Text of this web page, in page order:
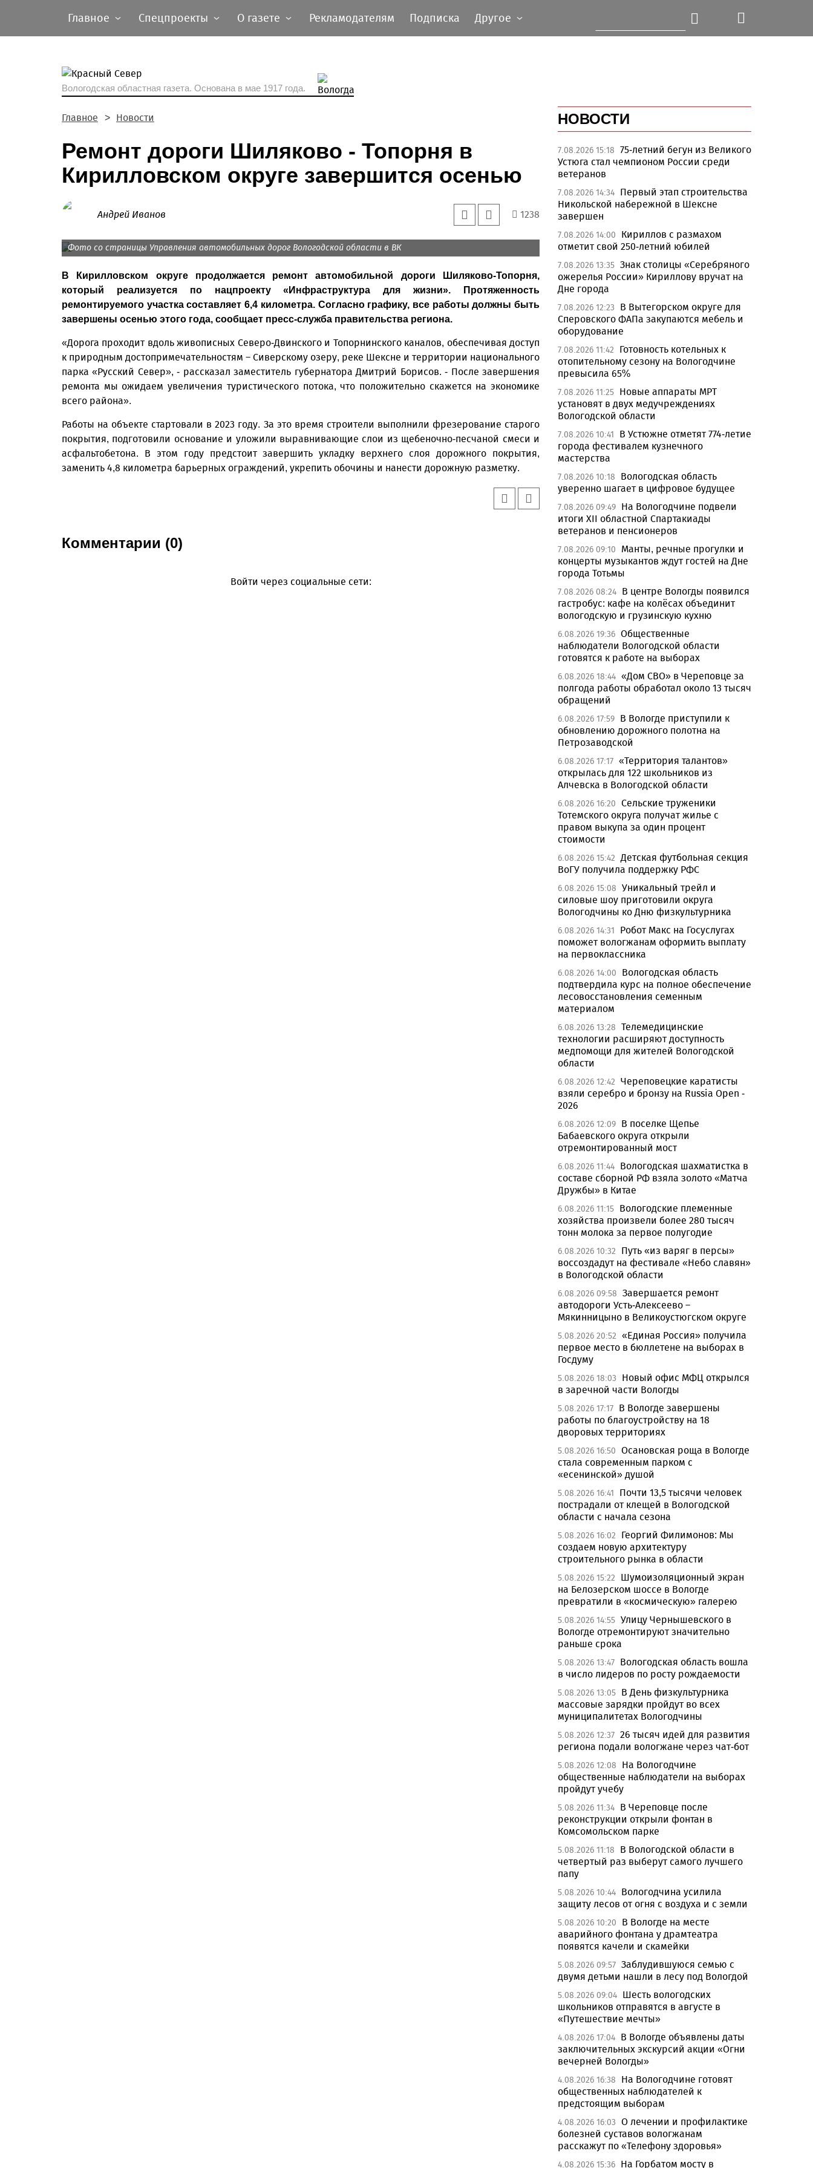
Главное Спецпроекты О газете Рекламодателям Подписка Другое
Вологодская областная газета. Основана в мае 1917 года.
Главное Новости
Ремонт дороги Шиляково - Топорня в
Кирилловском округе завершится осенью
Андрей Иванов 1238
Фото со страницы Управления автомобильных дорог Вологодской области в ВК
В Кирилловском округе продолжается ремонт автомобильной дороги Шиляково-Топорня,
который реализуется по нацпроекту «Инфраструктура для жизни». Протяженность
ремонтируемого участка составляет 6,4 километра. Согласно графику, все работы должны быть
завершены осенью этого года, сообщает пресс-служба правительства региона.
«Дорога проходит вдоль живописных Северо-Двинского и Топорнинского каналов, обеспечивая доступ
к природным достопримечательностям – Сиверскому озеру, реке Шексне и территории национального
парка «Русский Север», - рассказал заместитель губернатора Дмитрий Борисов. - После завершения
ремонта мы ожидаем увеличения туристического потока, что положительно скажется на экономике
всего района».
Работы на объекте стартовали в 2023 году. За это время строители выполнили фрезерование старого
покрытия, подготовили основание и уложили выравнивающие слои из щебеночно-песчаной смеси и
асфальтобетона. В этом году предстоит завершить укладку верхнего слоя дорожного покрытия,
заменить 4,8 километра барьерных ограждений, укрепить обочины и нанести дорожную разметку.
Комментарии (0)
Войти через социальные сети:
НОВОСТИ
7.08.2026 15:18 75-летний бегун из Великого
Устюга стал чемпионом России среди
ветеранов
7.08.2026 14:34 Первый этап строительства
Никольской набережной в Шексне
завершен
7.08.2026 14:00
Кириллов с размахом
отметит свой 250-летний юбилей
7.08.2026 13:35 Знак столицы «Серебряного
ожерелья России» Кириллову вручат на
Дне города
7.08.2026 12:23
В Вытегорском округе для
Сперовского ФАПа закупаются мебель и
оборудование
7.08.2026 11:42
Готовность котельных к
отопительному сезону на Вологодчине
превысила 65%
7.08.2026 11:25 Новые аппараты МРТ
установят в двух медучреждениях
Вологодской области
7.08.2026 10:41
В Устюжне отметят 774-летие
города фестивалем кузнечного
мастерства
7.08.2026 10:18
Вологодская область
уверенно шагает в цифровое будущее
7.08.2026 09:49 На Вологодчине подвели
итоги XII областной Спартакиады
ветеранов и пенсионеров
7.08.2026 09:10
Манты, речные прогулки и
концерты музыкантов ждут гостей на Дне
города Тотьмы
7.08.2026 08:24 В центре Вологды появился
гастробус: кафе на колёсах объединит
вологодскую и грузинскую кухню
6.08.2026 19:36 Общественные
наблюдатели Вологодской области
готовятся к работе на выборах
6.08.2026 18:44 «Дом СВО» в Череповце за
полгода работы обработал около 13 тысяч
обращений
6.08.2026 17:59 В Вологде приступили к
обновлению дорожного полотна на
Петрозаводской
6.08.2026 17:17 «Территория талантов»
открылась для 122 школьников из
Алчевска в Вологодской области
6.08.2026 16:20 Сельские труженики
Тотемского округа получат жилье с
правом выкупа за один процент
стоимости
6.08.2026 15:42 Детская футбольная секция
ВоГУ получила поддержку РФС
6.08.2026 15:08 Уникальный трейл и
силовые шоу приготовили округа
Вологодчины ко Дню физкультурника
6.08.2026 14:31
Робот Макс на Госуслугах
поможет вологжанам оформить выплату
на первоклассника
6.08.2026 14:00
Вологодская область
подтвердила курс на полное обеспечение
лесовосстановления семенным
материалом
6.08.2026 13:28 Телемедицинские
технологии расширяют доступность
медпомощи для жителей Вологодской
области
6.08.2026 12:42 Череповецкие каратисты
взяли серебро и бронзу на Russia Open -
2026
6.08.2026 12:09 В поселке Щепье
Бабаевского округа открыли
отремонтированный мост
6.08.2026 11:44 Вологодская шахматистка в
составе сборной РФ взяла золото «Матча
Дружбы» в Китае
6.08.2026 11:15 Вологодские племенные
хозяйства произвели более 280 тысяч
тонн молока за первое полугодие
6.08.2026 10:32
Путь «из варяг в персы»
воссоздадут на фестивале «Небо славян»
в Вологодской области
6.08.2026 09:58 Завершается ремонт
автодороги Усть-Алексеево –
Мякинницыно в Великоустюгском округе
5.08.2026 20:52 «Единая Россия» получила
первое место в бюллетене на выборах в
Госдуму
5.08.2026 18:03
Новый офис МФЦ открылся
в заречной части Вологды
5.08.2026 17:17 В Вологде завершены
работы по благоустройству на 18
дворовых территориях
5.08.2026 16:50 Осановская роща в Вологде
стала современным парком с
«есенинской» душой
5.08.2026 16:41
Почти 13,5 тысячи человек
пострадали от клещей в Вологодской
области с начала сезона
5.08.2026 16:02
Георгий Филимонов: Мы
создаем новую архитектуру
строительного рынка в области
5.08.2026 15:22
Шумоизоляционный экран
на Белозерском шоссе в Вологде
превратили в «космическую» галерею
5.08.2026 14:55 Улицу Чернышевского в
Вологде отремонтируют значительно
раньше срока
5.08.2026 13:47 Вологодская область вошла
в число лидеров по росту рождаемости
5.08.2026 13:05 В День физкультурника
массовые зарядки пройдут во всех
муниципалитетах Вологодчины
5.08.2026 12:37 26 тысяч идей для развития
региона подали вологжане через чат-бот
5.08.2026 12:08
На Вологодчине
общественные наблюдатели на выборах
пройдут учебу
5.08.2026 11:34 В Череповце после
реконструкции открыли фонтан в
Комсомольском парке
5.08.2026 11:18
В Вологодской области в
четвертый раз выберут самого лучшего
папу
5.08.2026 10:44 Вологодчина усилила
защиту лесов от огня с воздуха и с земли
5.08.2026 10:20
В Вологде на месте
аварийного фонтана у драмтеатра
появятся качели и скамейки
5.08.2026 09:57 Заблудившуюся семью с
двумя детьми нашли в лесу под Вологдой
5.08.2026 09:04 Шесть вологодских
школьников отправятся в августе в
«Путешествие мечты»
4.08.2026 17:04 В Вологде объявлены даты
заключительных экскурсий акции «Огни
вечерней Вологды»
4.08.2026 16:38
На Вологодчине готовят
общественных наблюдателей к
предстоящим выборам
4.08.2026 16:03 О лечении и профилактике
болезней суставов вологжанам
расскажут по «Телефону здоровья»
4.08.2026 15:36 На Горбатом мосту в